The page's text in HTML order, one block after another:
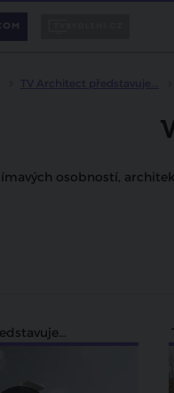
osobností,